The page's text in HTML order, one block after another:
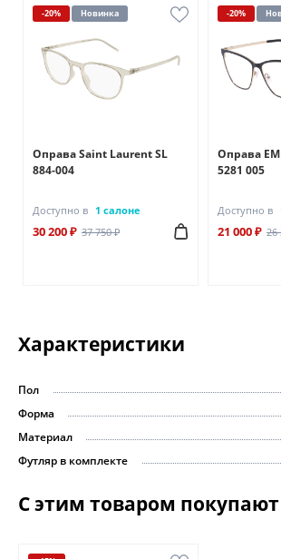
-20% Новинка
Оправа Saint Laurent SL
884-004
Доступно в 1 салоне
30 200 ₽ 37 750 ₽
-20%
Оправа
5281 005
Доступно в
21 000 ₽ 26
Характеристики
Пол
Форма
Материал
Футляр в комплекте
С этим товаром покупают